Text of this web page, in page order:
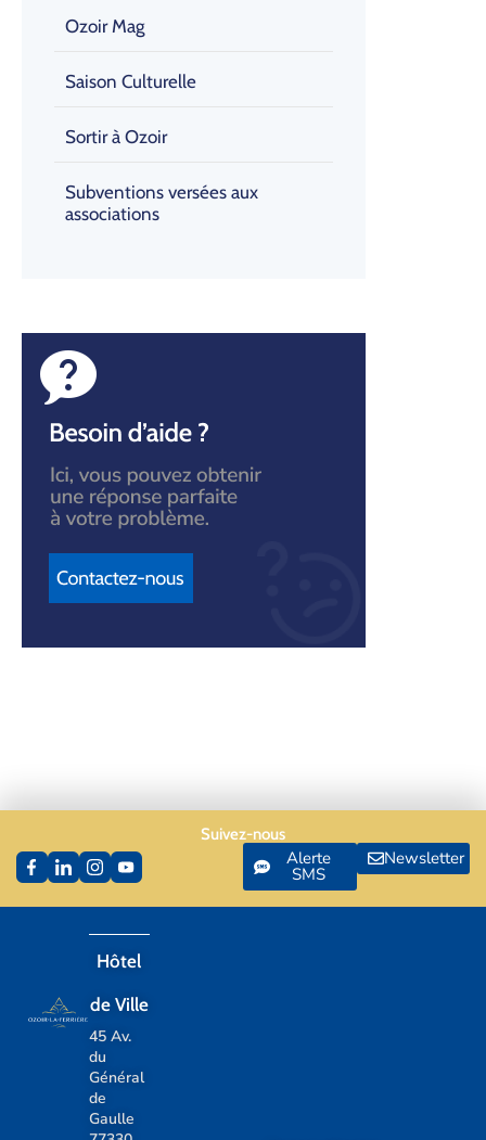
Ozoir Mag
Saison Culturelle
Sortir à Ozoir
Subventions versées aux
associations
Hôtel
de Ville
45 Av.
du
Général
de
Gaulle
Suivez-nous
Alerte
SMS
Newsletter